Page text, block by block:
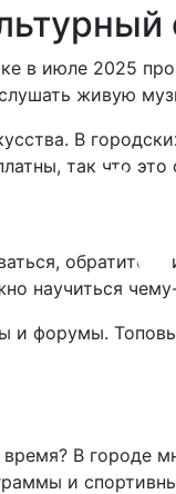
в июле 2025
живую
В
так что
научиться
и форумы.
В городе
и